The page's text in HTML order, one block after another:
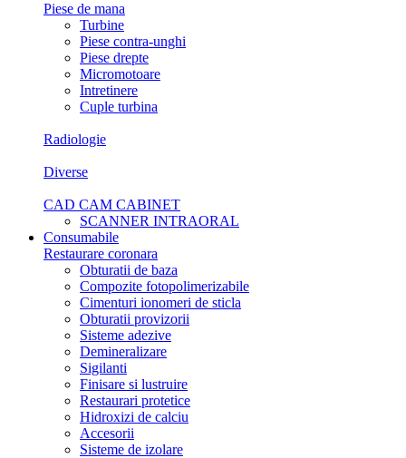
Piese de mana
Turbine
Piese contra-unghi
Piese drepte
Micromotoare
Intretinere
Cuple turbina
Radiologie
Diverse
CAD CAM CABINET
SCANNER INTRAORAL
Consumabile
Restaurare coronara
Obturatii de baza
Compozite fotopolimerizabile
Cimenturi ionomeri de sticla
Obturatii provizorii
Sisteme adezive
Demineralizare
Sigilanti
Finisare si lustruire
Restaurari protetice
Hidroxizi de calciu
Accesorii
Sisteme de izolare